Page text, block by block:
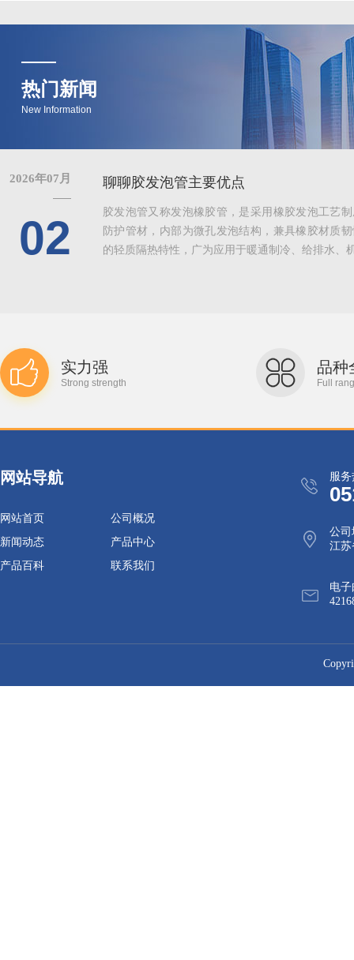
热门新闻
New Information
2026年07月
02
聊聊胶发泡管主要优点
胶发泡管又称发泡橡胶管，是采用橡胶发泡工艺
防护管材，内部为微孔发泡结构，兼具橡胶材质
的轻质隔热特性，广为应用于暖通制冷、给排水、
实力强
Strong strength
品种
Full
网站导航
网站首页
公司概况
新闻动态
产品中心
产品百科
联系我们
服
公司
江苏
电